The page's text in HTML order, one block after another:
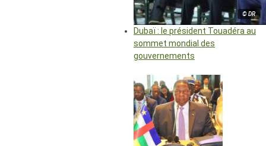
© DR
Dubaï : le président Touadéra au
sommet mondial des
gouvernements